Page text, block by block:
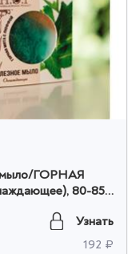
мыло/ГОРНАЯ
80-85
Узнать
192 ₽